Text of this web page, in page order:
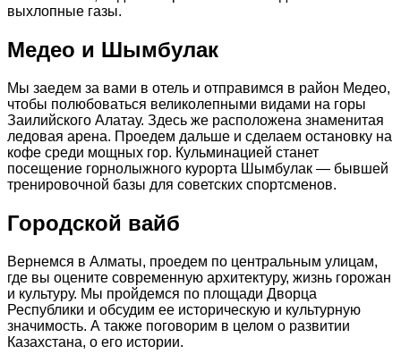
выхлопные газы.
Медео и Шымбулак
Мы заедем за вами в отель и отправимся в район Медео,
чтобы полюбоваться великолепными видами на горы
Заилийского Алатау. Здесь же расположена знаменитая
ледовая арена. Проедем дальше и сделаем остановку на
кофе среди мощных гор. Кульминацией станет
посещение горнолыжного курорта Шымбулак — бывшей
тренировочной базы для советских спортсменов.
Городской вайб
Вернемся в Алматы, проедем по центральным улицам,
где вы оцените современную архитектуру, жизнь горожан
и культуру. Мы пройдемся по площади Дворца
Республики и обсудим ее историческую и культурную
значимость. А также поговорим в целом о развитии
Казахстана, о его истории.